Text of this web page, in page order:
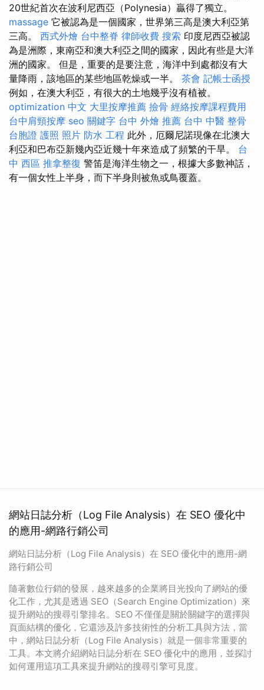
20世紀首次在波利尼西亞（Polynesia）贏得了獨立。
massage 它被認為是一個國家，世界第三高是澳大利亞第
三高。 西式外燴 台中整脊 律師收費 搜索 印度尼西亞被認
為是洲際，東南亞和澳大利亞之間的國家，因此有些是大洋
洲的國家。 但是，重要的是要注意，海洋中到處都沒有大
量降雨，該地區的某些地區乾燥或一半。 茶會 記帳士函授
例如，在澳大利亞，有很大的土地幾乎沒有植被。
optimization 中文 大里按摩推薦 撿骨 經絡按摩課程費用
台中肩頸按摩 seo 關鍵字 台中 外燴 推薦 台中 中醫 整骨
台胞證 護照 照片 防水 工程 此外，厄爾尼諾現像在北澳大
利亞和巴布亞新幾內亞近幾十年來造成了頻繁的干旱。 台
中 西區 推拿整復 警笛是海洋生物之一，根據大多數神話，
有一個女性上半身，而下半身則被魚或鳥覆蓋。
網站日誌分析（Log File Analysis）在 SEO 優化中
的應用-網路行銷公司
網站日誌分析（Log File Analysis）在 SEO 優化中的應用-網
路行銷公司
隨著數位行銷的發展，越來越多的企業將目光投向了網站的優
化工作，尤其是透過 SEO（Search Engine Optimization）來
提升網站的搜尋引擎排名。SEO 不僅僅是關於關鍵字的選擇與
頁面結構的優化，它還涉及許多技術性的分析工具與方法，當
中，網站日誌分析（Log File Analysis）就是一個非常重要的
工具。本文將介紹網站日誌分析在 SEO 優化中的應用，並探討
如何運用這項工具來提升網站的搜尋引擎可見度。